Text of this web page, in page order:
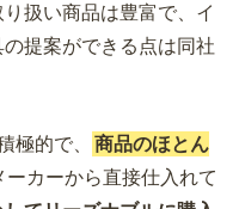
扱い商品は豊富で、イ
提案ができる点は同社
極的で、
商品のほとん
ーカーから直接仕入れて